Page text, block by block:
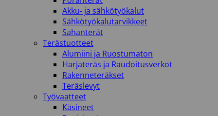
Akku- ja sähkötyökalut
Sähkötyökalutarvikkeet
Sahanterät
Terästuotteet
Alumiini ja Ruostumaton
Harjateräs ja Raudoitusverkot
Rakenneteräkset
Teräslevyt
Työvaatteet
Käsineet